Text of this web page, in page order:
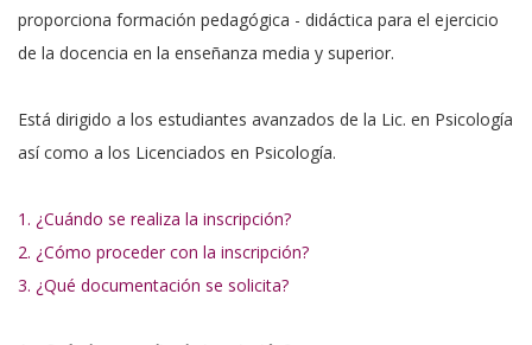
proporciona formación pedagógica - didáctica para el ejercicio
de la docencia en la enseñanza media y superior.
Está dirigido a los estudiantes avanzados de la Lic. en Psicología
así como a los Licenciados en Psicología.
1. ¿Cuándo se realiza la inscripción?
2. ¿Cómo proceder con la inscripción?
3. ¿Qué documentación se solicita?